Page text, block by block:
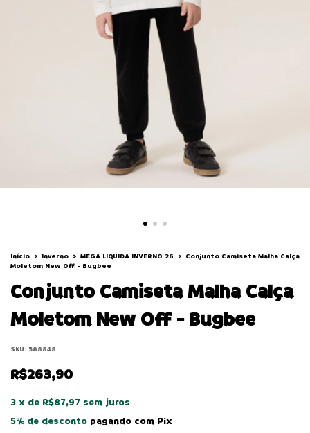
Início > Inverno > MEGA LIQUIDA INVERNO 26 > Conjunto Camiseta Malha Calça
Moletom New Off - Bugbee
Conjunto Camiseta Malha Calça
Moletom New Off - Bugbee
SKU: 588848
R$263,90
3 x de R$87,97 sem juros
5% de desconto pagando com Pix